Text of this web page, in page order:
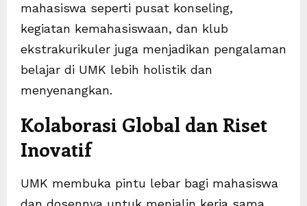
mahasiswa seperti pusat konseling,
kegiatan kemahasiswaan, dan klub
ekstrakurikuler juga menjadikan pengalaman
belajar di UMK lebih holistik dan
menyenangkan.
Kolaborasi Global dan Riset
Inovatif
UMK membuka pintu lebar bagi mahasiswa